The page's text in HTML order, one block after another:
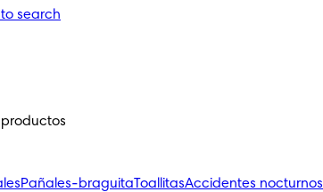
search
Pañales-braguitaToallitasAccidentes nocturnos